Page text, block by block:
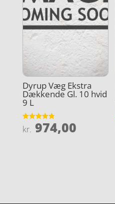
Dyrup Væg Ekstra
Dækkende Gl. 10 hvid
9 L
Vurderet
4.9
kr. 974,00